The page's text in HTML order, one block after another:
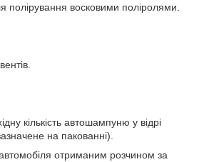
полірування восковими поліролями.
кількість автошампуню у відрі
на пакованні).
отриманим розчином за